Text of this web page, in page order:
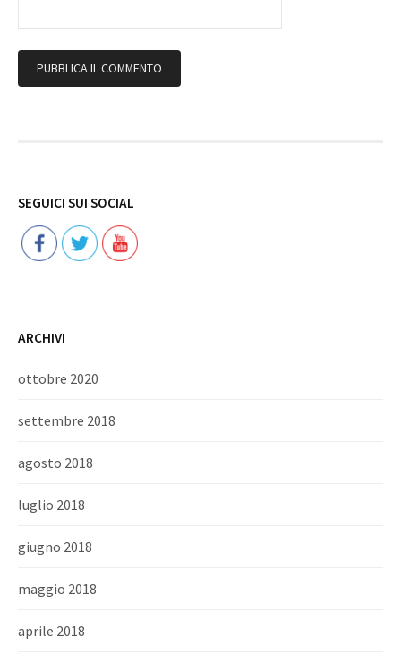
SEGUICI SUI SOCIAL
ARCHIVI
ottobre 2020
settembre 2018
agosto 2018
luglio 2018
giugno 2018
maggio 2018
aprile 2018